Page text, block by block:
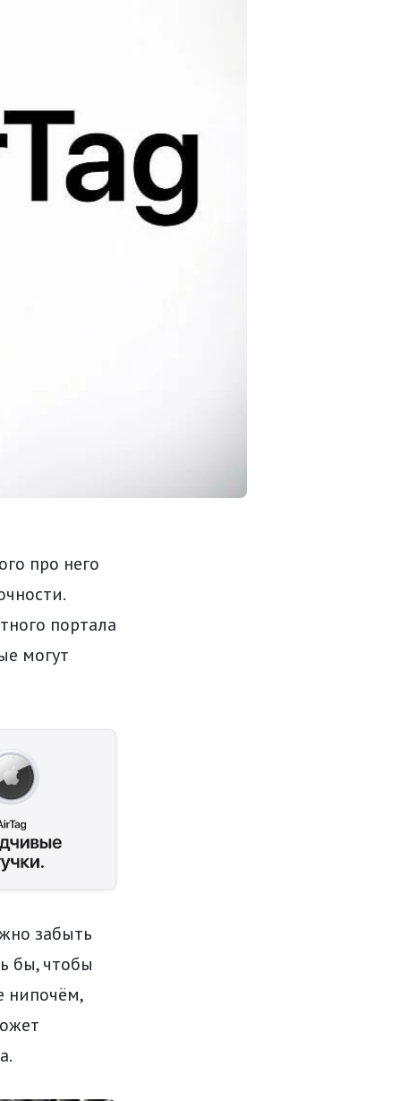
про него
портала
могут
забыть
бы, чтобы
нипочём,